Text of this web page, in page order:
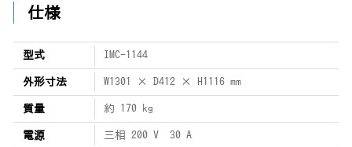
仕様
型式 IMC-1144
外形寸法 W1301 × D412 × H1116 mm
質量 約 170 kg
電源 三相 200 V 30 A